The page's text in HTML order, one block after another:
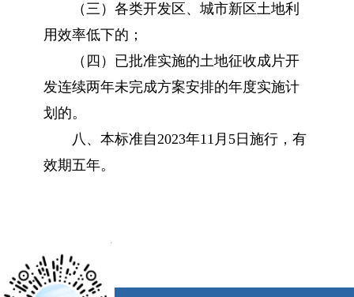
（三）各类开发区、城市新区土地利
用效率低下的；
（四）已批准实施的土地征收成片开
发连续两年未完成方案安排的年度实施计
划的。
八、本标准自2023年11月5日施行，有
效期五年。
x